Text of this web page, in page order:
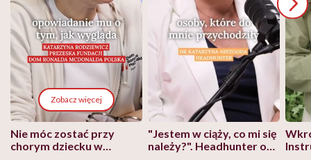
Zobacz więcej
Nie móc zostać przy
chorym dziecku w
"Jestem w ciąży, co mi się
należy?". Headhunter o